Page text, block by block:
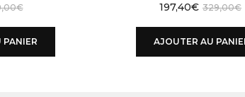
€
PANIER
329,00€
197,40€
AJOUTER AU